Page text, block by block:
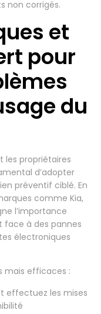
non corrigés.
et
pour
du
les propriétaires
d’adopter
préventif ciblé. En
comme Kia,
l’importance
face à des pannes
électroniques
mais efficaces :
effectuez les mises